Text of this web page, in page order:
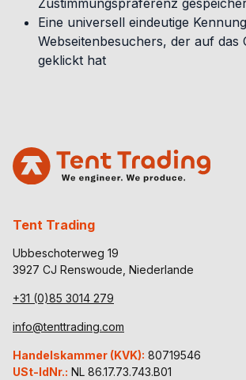
Eine universell eindeutige
Webseitenbesuchers, der auf das
geklickt hat
Tent Trading
Ubbeschoterweg 19
3927 CJ Renswoude, Niederlande
+31 (0)85 3014 279
info@tenttrading.com
Handelskammer (KVK): 80719546
USt-IdNr.: NL 86.17.73.743.B01